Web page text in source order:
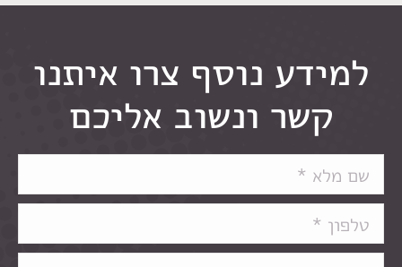
למידע נוסף צרו איתנו
קשר ונשוב אליכם